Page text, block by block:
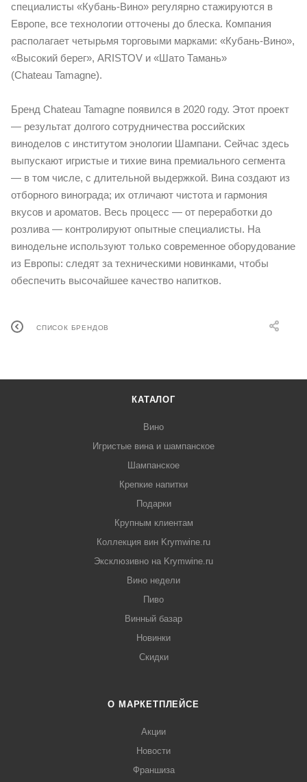
специалисты «Кубань-Вино» регулярно стажируются в
Европе, все технологии отточены до блеска. Компания
располагает четырьмя торговыми марками: «Кубань-Вино»,
«Высокий берег», ARISTOV и «Шато Тамань»
(Chateau Tamagne).
Бренд Chateau Tamagne появился в 2020 году. Этот проект
— результат долгого сотрудничества российских
виноделов с институтом энологии Шампани. Сейчас здесь
выпускают игристые и тихие вина премиального сегмента
— в том числе, с длительной выдержкой. Вина создают из
отборного винограда; их отличают чистота и гармония
вкусов и ароматов. Весь процесс — от переработки до
розлива — контролируют опытные специалисты. На
винодельне используют только современное оборудование
из Европы: следят за техническими новинками, чтобы
обеспечить высочайшее качество напитков.
СПИСОК БРЕНДОВ
КАТАЛОГ
Вино
Игристые вина и шампанское
Шампанское
Крепкие напитки
Подарки
Крупным клиентам
Коллекция вин Krymwine.ru
Эксклюзивно на Krymwine.ru
Вино недели
Пиво
Винный базар
Новинки
Скидки
О МАРКЕТПЛЕЙСЕ
Акции
Новости
Франшиза